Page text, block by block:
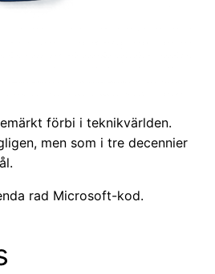
förbi i teknikvärlden.
men som i tre decennier
rad Microsoft-kod.